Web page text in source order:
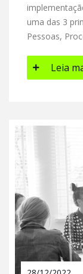
uma das 3
Pessoas,
Leia